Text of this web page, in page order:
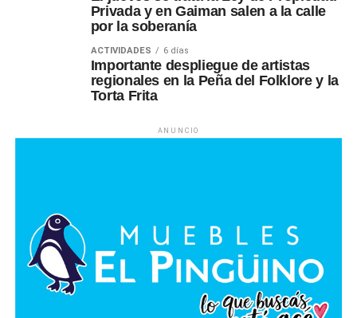
Privada y en Gaiman salen a la calle
por la soberanía
ACTIVIDADES 6 días
Importante despliegue de artistas
regionales en la Peña del Folklore y la
Torta Frita
ANUNCIO